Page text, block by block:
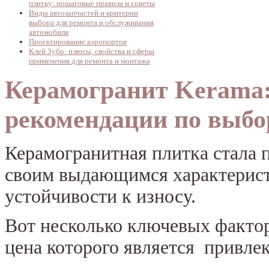
плитку: пошаговые правила и советы
Виды автозапчастей и критерии
выбора для ремонта и обслуживания
автомобиля
Проектирование аэропортов
Клей Зубр: плюсы, свойства и сферы
применения для ремонта и монтажа
Керамогранит
рекомендации по
Керамогранитная плитка
своим выдающимся
устойчивости к износу.
Вот несколько ключевых
цена которого является